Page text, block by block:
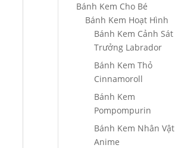
Bánh Kem Cho Bé
Bánh Kem Hoạt Hình
Bánh Kem Cảnh Sát
Trưởng Labrador
Bánh Kem Thỏ
Cinnamoroll
Bánh Kem
Pompompurin
Bánh Kem Nhân Vật
Anime